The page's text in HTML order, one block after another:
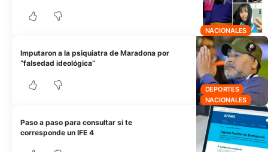
NACIONALES
DEPORTES
NACIONALES
Imputaron a la psiquiatra de Maradona por
“falsedad ideológica”
Paso a paso para consultar si te
corresponde un IFE 4